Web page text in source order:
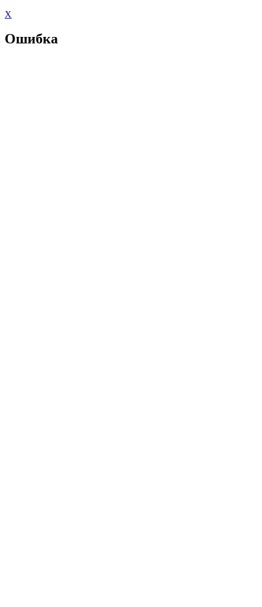
X
Ошибка